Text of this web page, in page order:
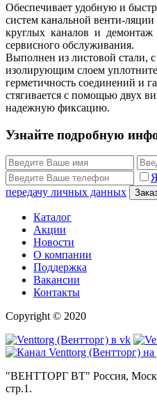
Обеспечивает удобную и
систем канальной венти-ляции
круглых каналов и демонтаж
сервисного обслуживания.
Выполнен из листовой стали,
изолирующим слоем
герметичность соединений и
стягивается с помощью двух
надежную фиксацию.
Узнайте подробную
передачу личных данных
Каталог
Акции
Новости
О компании
Поддержка
Вакансии
Контакты
Copyright © 2020
"ВЕНТТОРГ ВТ" Россия,
стр.1.